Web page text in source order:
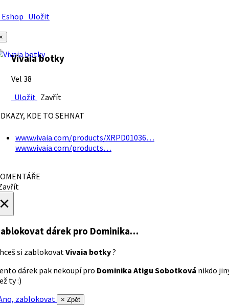
Uložit
Vivaia botky
Vel 38
Uložit Zavřít
KDE TO SEHNAT
www.vivaia.com/products/XRPD01036…
www.vivaia.com/products…
dárek pro Dominika…
si zablokovatVivaia botky?
dárek pak nekoupí pro Dominika Atigu Sobotková nikdo
ty :)
zablokovat
× Zpět